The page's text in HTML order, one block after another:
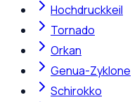
Hochdruckkeil
Tornado
Orkan
Genua-Zyklone
Schirokko